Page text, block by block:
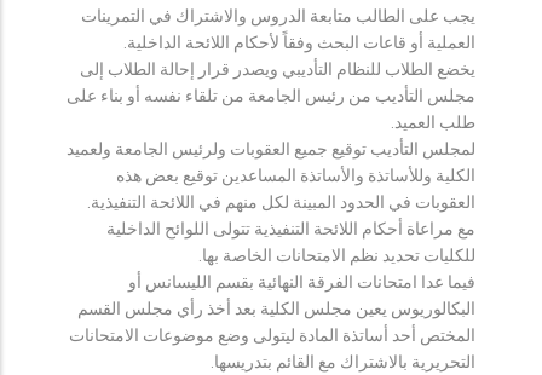
يجب على الطالب متابعة الدروس والاشتراك في التمرينات
العملية أو قاعات البحث وفقاً لأحكام اللائحة الداخلية.
يخضع الطلاب للنظام التأديبي ويصدر قرار إحالة الطلاب إلى
مجلس التأديب من رئيس الجامعة من تلقاء نفسه أو بناء على
طلب العميد.
لمجلس التأديب توقيع جميع العقوبات ولرئيس الجامعة ولعميد
الكلية وللأساتذة والأساتذة المساعدين توقيع بعض هذه
العقوبات في الحدود المبينة لكل منهم في اللائحة التنفيذية.
مع مراعاة أحكام اللائحة التنفيذية تتولى اللوائح الداخلية
للكليات تحديد نظم الامتحانات الخاصة بها.
فيما عدا امتحانات الفرقة النهائية بقسم الليسانس أو
البكالوريوس يعين مجلس الكلية بعد أخذ رأي مجلس القسم
المختص أحد أساتذة المادة ليتولى وضع موضوعات الامتحانات
التحريرية بالاشتراك مع القائم بتدريسها.